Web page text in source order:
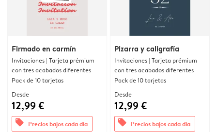
Firmado en carmín
Invitaciones | Tarjeta prémium
con tres acabados diferentes
Pack de 10 tarjetas
Desde
12,99 €
offers Precios bajos cada día
Pizarra y caligrafía
Invitaciones | Tarjeta prémium
con tres acabados diferentes
Pack de 10 tarjetas
Desde
12,99 €
offers Precios bajos cada día